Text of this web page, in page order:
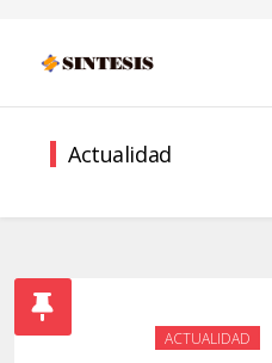
Actualidad
ACTUALIDAD